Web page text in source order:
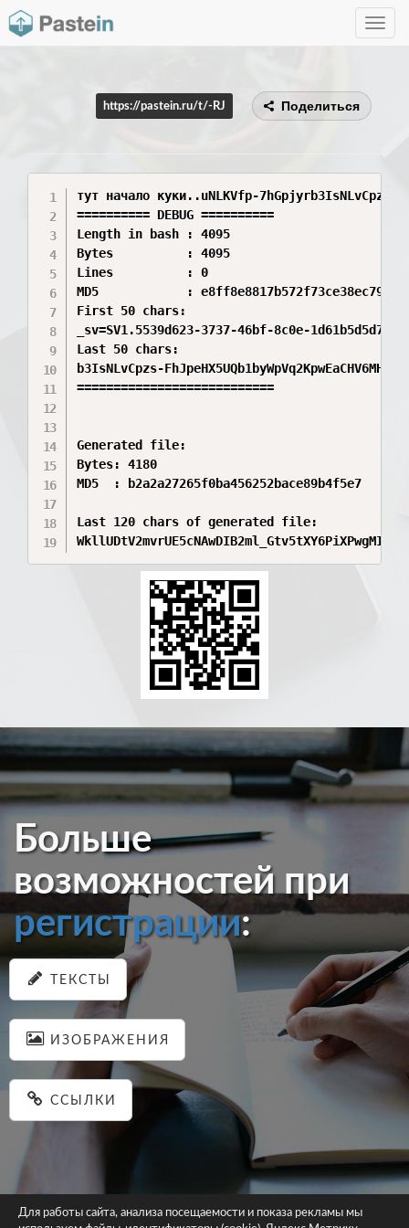
Toggle
https://pastein.ru/t/-RJ Поделиться
тут начало куки..uNLKVfp-7hGpjyrb3IsNLvCpzs-
========== DEBUG ==========
Length in bash : 4095
Bytes          : 4095
Lines          : 0
MD5            :
First 50 chars:
_sv=SV1.5539d623-3737-46bf-8c0e-
Last 50 chars:
b3IsNLvCpzs-
===========================
Generated file:
Bytes: 4180
MD5  : b2a2a27265f0ba456252bace89b4f5e7
Last 120 chars of generated file:
Больше
возможностей при
регистрации:
ТЕКСТЫ
ИЗОБРАЖЕНИЯ
ССЫЛКИ
Для работы сайта, анализа посещаемости и показа рекламы мы